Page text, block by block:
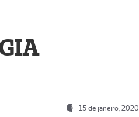
15 de janeiro, 2020